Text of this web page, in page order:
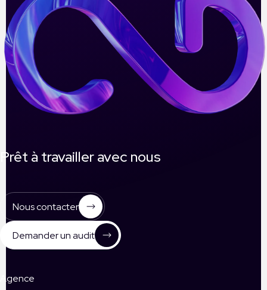
Prêt à travailler avec nous
Nous contacter
Demander un audit
Agence